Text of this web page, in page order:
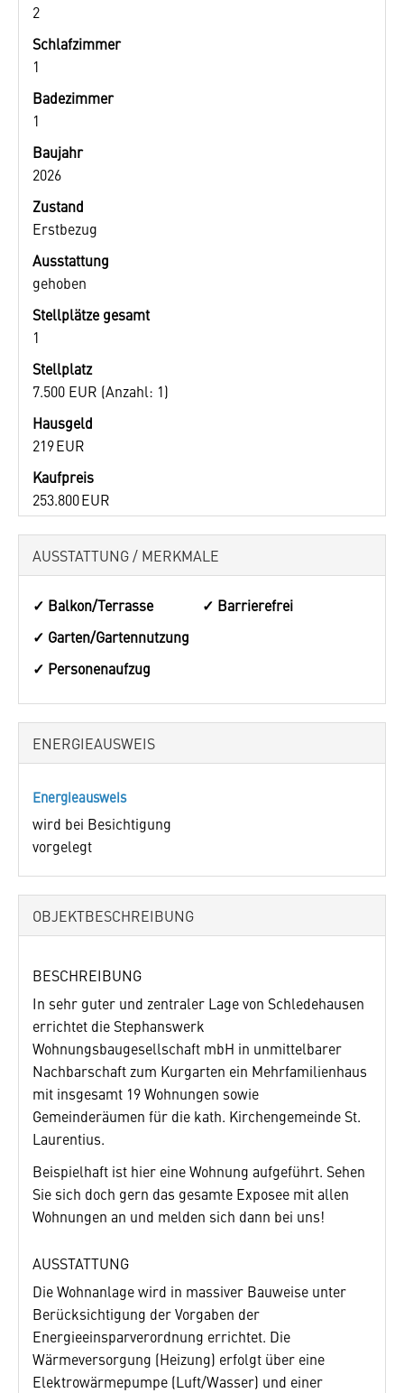
2
Schlafzimmer
1
Badezimmer
1
Baujahr
2026
Zustand
Erstbezug
Ausstattung
gehoben
Stellplätze gesamt
1
Stellplatz
7.500 EUR (Anzahl: 1)
Hausgeld
219 EUR
Kaufpreis
253.800 EUR
AUSSTATTUNG / MERKMALE
✓ Balkon/Terrasse
✓ Barrierefrei
✓ Garten/Gartennutzung
✓ Personenaufzug
ENERGIEAUSWEIS
Energieausweis
wird bei Besichtigung
vorgelegt
OBJEKT­BESCHREIBUNG
BESCHREIBUNG
In sehr guter und zentraler Lage von Schledehausen
errichtet die Stephanswerk
Wohnungsbaugesellschaft mbH in unmittel­barer
Nachbarschaft zum Kurgarten ein Mehrfamilienhaus
mit insgesamt 19 Wohnungen sowie
Gemeinderäumen für die kath. Kirchengemeinde St.
Laurentius.
Beispielhaft ist hier eine Wohnung aufgeführt. Sehen
Sie sich doch gern das gesamte Exposee mit allen
Wohnungen an und melden sich dann bei uns!
AUSSTATTUNG
Die Wohnanlage wird in massiver Bauweise unter
Berücksichtigung der Vorgaben der
Energieeinsparverordnung errichtet. Die
Wärmeversorgung (Heizung) erfolgt über eine
Elektrowärmepumpe (Luft/Wasser) und einer